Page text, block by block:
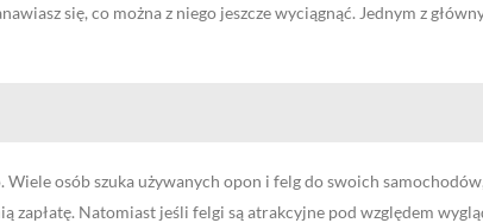
się, co można z niego jeszcze wyciągnąć. Jednym z
osób szuka używanych opon i felg do swoich
zapłatę. Natomiast jeśli felgi są atrakcyjne pod względem